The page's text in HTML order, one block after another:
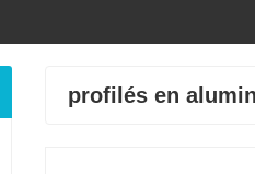
profilés en